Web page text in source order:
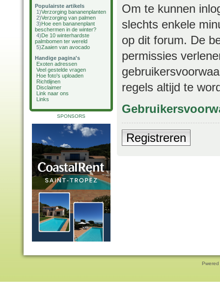
Populairste artikels
1)Verzorging bananenplanten
2)Verzorging van palmen
3)Hoe een bananenplant
beschermen in de winter?
4)De 10 winterhardste
palmbomen ter wereld
5)Zaaien van avocado
Handige pagina's
Exoten adressen
Veel gestelde vragen
Hoe foto's uploaden
Richtlijnen
Disclaimer
Link naar ons
Links
SPONSORS
Om te kunnen
slechts enkele
op dit forum. De
permissies
regels altijd te
Registreren